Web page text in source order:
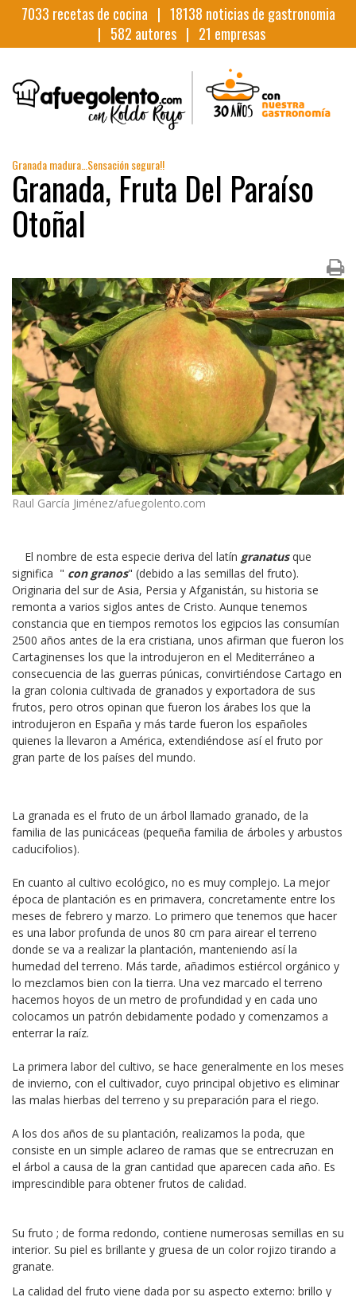
7033 recetas de cocina | 18138 noticias de gastronomia
| 582 autores | 21 empresas
Granada madura…Sensación segura!!
Granada, Fruta Del Paraíso
Otoñal
Raul García Jiménez/afuegolento.com
El nombre de esta especie deriva del latín granatusque
significa " con granos" (debido a las semillas del fruto).
Originaria del sur de Asia, Persia y Afganistán, su historia se
remonta a varios siglos antes de Cristo. Aunque tenemos
constancia que en tiempos remotos los egipcios las consumían
2500 años antes de la era cristiana, unos afirman que fueron los
Cartaginenses los que la introdujeron en el Mediterráneo a
consecuencia de las guerras púnicas, convirtiéndose Cartago en
la gran colonia cultivada de granados y exportadora de sus
frutos, pero otros opinan que fueron los árabes los que la
introdujeron en España y más tarde fueron los españoles
quienes la llevaron a América, extendiéndose así el fruto por
gran parte de los países del mundo.
La granada es el fruto de un árbol llamado granado, de la
familia de las punicáceas (pequeña familia de árboles y arbustos
caducifolios).
En cuanto al cultivo ecológico, no es muy complejo. La mejor
época de plantación es en primavera, concretamente entre los
meses de febrero y marzo. Lo primero que tenemos que hacer
es una labor profunda de unos 80 cm para airear el terreno
donde se va a realizar la plantación, manteniendo así la
humedad del terreno. Más tarde, añadimos estiércol orgánico y
lo mezclamos bien con la tierra. Una vez marcado el terreno
hacemos hoyos de un metro de profundidad y en cada uno
colocamos un patrón debidamente podado y comenzamos a
enterrar la raíz.
La primera labor del cultivo, se hace generalmente en los meses
de invierno, con el cultivador, cuyo principal objetivo es eliminar
las malas hierbas del terreno y su preparación para el riego.
A los dos años de su plantación, realizamos la poda, que
consiste en un simple aclareo de ramas que se entrecruzan en
el árbol a causa de la gran cantidad que aparecen cada año. Es
imprescindible para obtener frutos de calidad.
Su fruto ; de forma redondo, contiene numerosas semillas en su
interior. Su piel es brillante y gruesa de un color rojizo tirando a
granate.
La calidad del fruto viene dada por su aspecto externo: brillo y